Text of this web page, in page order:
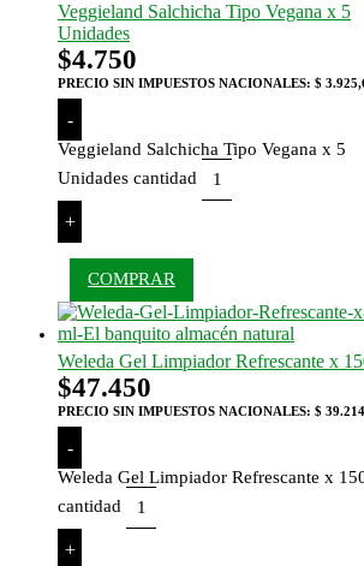
Veggieland Salchicha Tipo Vegana x 5
Unidades
$4.750
PRECIO SIN IMPUESTOS NACIONALES: $
-
Veggieland Salchicha Tipo Vegana x 5
Unidades cantidad
+
COMPRAR
Weleda Gel Limpiador Refrescante x
$47.450
PRECIO SIN IMPUESTOS NACIONALES: $
-
Weleda Gel Limpiador Refrescante x
cantidad
+